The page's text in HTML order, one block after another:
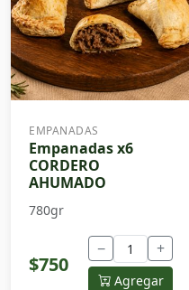
EMPANADAS
Empanadas x6
CORDERO
AHUMADO
780gr
$750
− +
Agregar